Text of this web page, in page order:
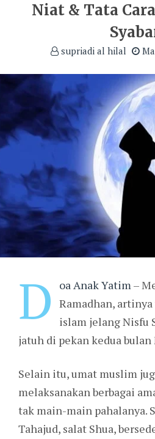
Niat & Tata
supriadi al hilal
D oa Anak Yatim–
Ramadhan,
islam jelang Nisfu
jatuh di pekan kedua bulan
Selain itu, umat muslim
melaksanakan berbagai
tak main-main pahalanya.
Tahajud, salat Shua,